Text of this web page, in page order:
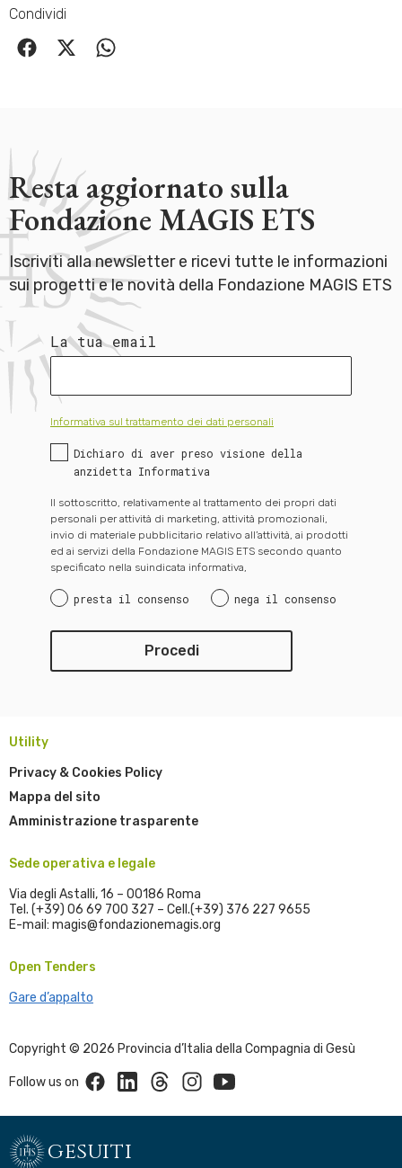
Condividi
Resta aggiornato sulla
Fondazione MAGIS ETS
Iscriviti alla newsletter e ricevi tutte le informazioni
sui progetti e le novità della Fondazione MAGIS ETS
La tua email
Informativa sul trattamento dei dati personali
Dichiaro di aver preso visione della
anzidetta Informativa
Il sottoscritto, relativamente al trattamento dei propri dati
personali per attività di marketing, attività promozionali,
invio di materiale pubblicitario relativo all’attività, ai prodotti
ed ai servizi della Fondazione MAGIS ETS secondo quanto
specificato nella suindicata informativa,
presta il consenso nega il consenso
Utility
Privacy & Cookies Policy
Mappa del sito
Amministrazione trasparente
Sede operativa e legale
Via degli Astalli, 16 – 00186 Roma
Tel. (+39) 06 69 700 327 – Cell.(+39) 376 227 9655
E-mail: magis@fondazionemagis.org
Open Tenders
Gare d’appalto
Copyright © 2026 Provincia d’Italia della Compagnia di Gesù
Follow us on FacebookLinkedinThreadsInstagramYoutube
gesuiti